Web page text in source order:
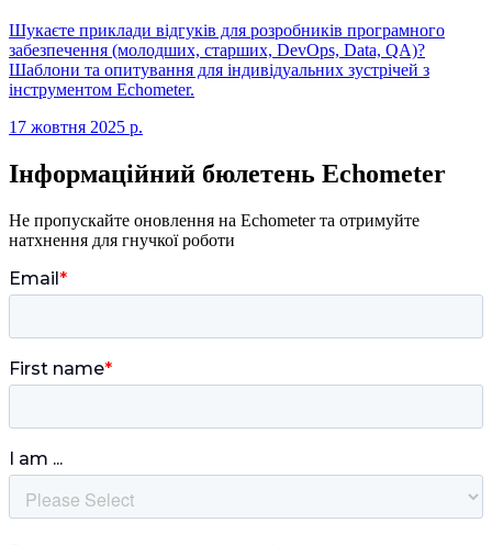
Шукаєте приклади відгуків для розробників програмного
забезпечення (молодших, старших, DevOps, Data, QA)?
Шаблони та опитування для індивідуальних зустрічей з
інструментом Echometer.
17 жовтня 2025 р.
Інформаційний бюлетень Echometer
Не пропускайте оновлення на Echometer та отримуйте
натхнення для гнучкої роботи